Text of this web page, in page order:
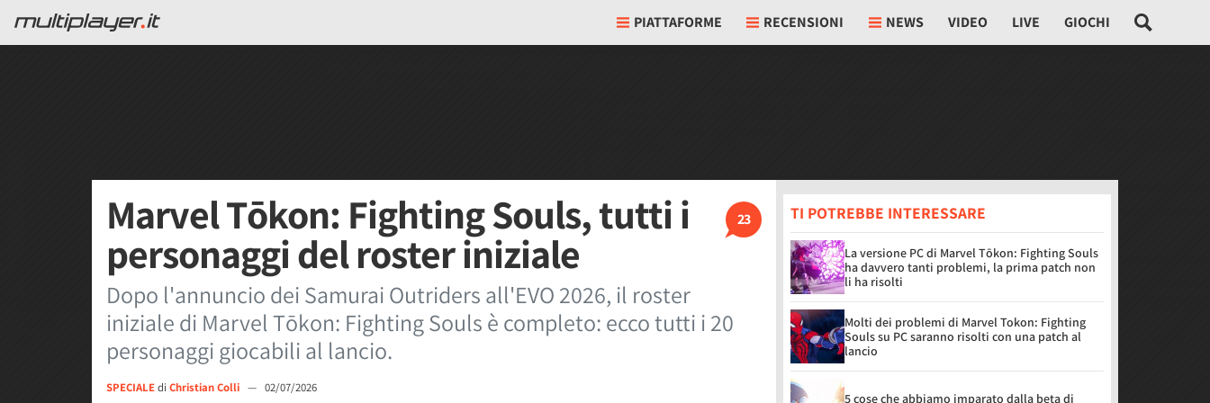
PIATTAFORME RECENSIONI NEWS VIDEO LIVE GIOCHI
23
Marvel Tōkon: Fighting Souls, tutti i
personaggi del roster iniziale
Dopo l'annuncio dei Samurai Outriders all'EVO 2026, il roster
iniziale di Marvel Tōkon: Fighting Souls è completo: ecco tutti i 20
personaggi giocabili al lancio.
SPECIALEdi Christian Colli — 02/07/2026
TI POTREBBE INTERESSARE
La versione PC di Marvel Tōkon: Fighting Souls
ha davvero tanti problemi, la prima patch non
li ha risolti
Molti dei problemi di Marvel Tokon: Fighting
Souls su PC saranno risolti con una patch al
lancio
5 cose che abbiamo imparato dalla beta di